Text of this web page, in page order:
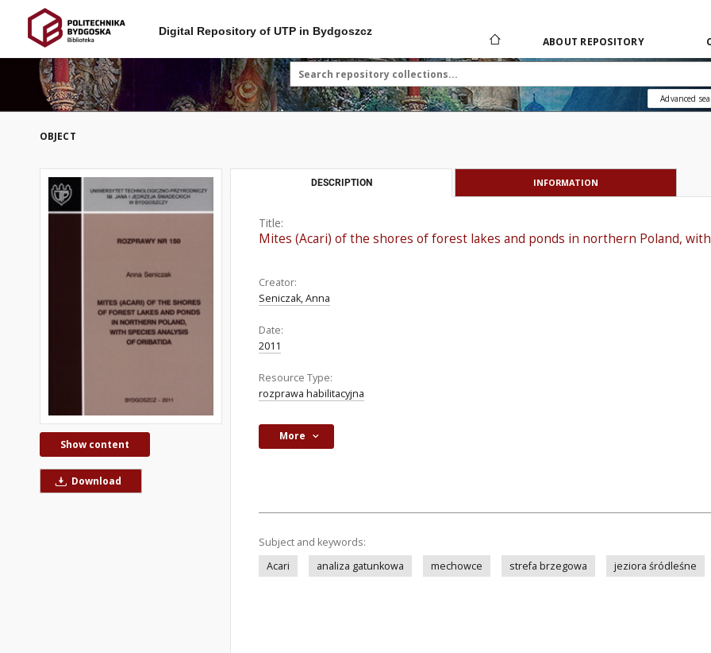
Digital Repository of UTP in Bydgoszcz
ABOUT REPOSITORY
Advanced
OBJECT
Show content
Download
DESCRIPTION INFORMATION
Title:
Mites (Acari) of the shores of forest lakes and ponds in northern Poland,
Creator:
Seniczak, Anna
Date:
2011
Resource Type:
rozprawa habilitacyjna
More
Subject and keywords:
Acari
analiza gatunkowa mechowce strefa brzegowa jeziora śródleśne